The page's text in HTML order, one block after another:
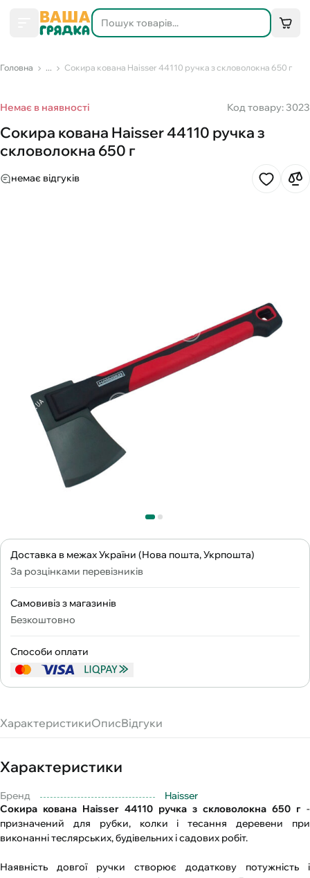
Головна ... Сокира кована Haisser 44110 ручка з скловолокна 650 г
Немає в наявності Код товару: 3023
Сокира кована Haisser 44110 ручка з
скловолокна 650 г
немає відгуків
Доставка в межах України (Нова пошта, Укрпошта)
За розцінками перевізників
Самовивіз з магазинів
Безкоштовно
Способи оплати
ХарактеристикиОписВідгуки
Характеристики
Бренд
Haisser
Сокира кована Haisser 44110 ручка з скловолокна 650 г -
призначений для рубки, колки і тесання деревени при
виконанні теслярських, будівельних і садових робіт.
Наявність довгої ручки створює додаткову потужність і